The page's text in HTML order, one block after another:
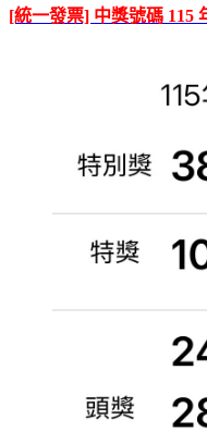
[統一發票] 中獎號碼 115